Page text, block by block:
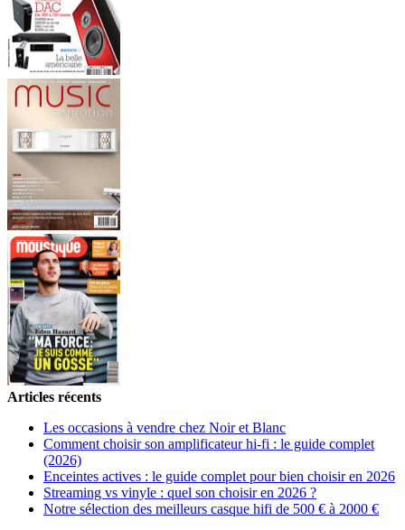
Articles récents
Les occasions à vendre chez Noir et Blanc
Comment choisir son amplificateur hi-fi : le guide complet
(2026)
Enceintes actives : le guide complet pour bien choisir en 2026
Streaming vs vinyle : quel son choisir en 2026 ?
Notre sélection des meilleurs casque hifi de 500 € à 2000 €